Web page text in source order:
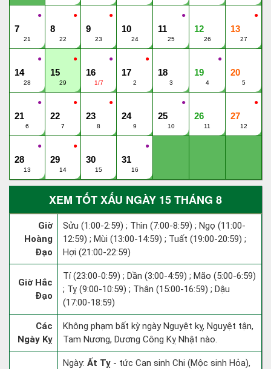
●
7
21
●
8
22
●
9
23
10
24
●
11
25
12
26
●
13
27
●
14
28
●
15
29
●
16
1/7
●
17
2
18
3
●
19
4
20
5
●
21
6
●
22
7
●
23
8
24
9
●
25
10
26
11
●
27
12
●
28
13
●
29
14
30
15
●
31
16
XEM TỐT XẤU NGÀY 15 THÁNG 8
Giờ
Hoàng
Đạo
Sửu (1:00-2:59) ; Thìn (7:00-8:59) ; Ngọ (11:00-
12:59) ; Mùi (13:00-14:59) ; Tuất (19:00-20:59) ;
Hợi (21:00-22:59)
Giờ Hắc
Đạo
Tí (23:00-0:59) ; Dần (3:00-4:59) ; Mão (5:00-6:59)
; Tỵ (9:00-10:59) ; Thân (15:00-16:59) ; Dậu
(17:00-18:59)
Các
Ngày Kỵ
Không phạm bất kỳ ngày Nguyệt kỵ, Nguyệt tận,
Tam Nương, Dương Công Kỵ Nhật nào.
Ngày: Ất Tỵ - tức Can sinh Chi (Mộc sinh Hỏa),